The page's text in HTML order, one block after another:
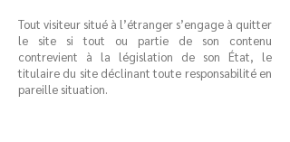
Tout visiteur situé à l’étranger s’engage à quitter
le site si tout ou partie de son contenu
contrevient à la législation de son État, le
titulaire du site déclinant toute responsabilité en
pareille situation.